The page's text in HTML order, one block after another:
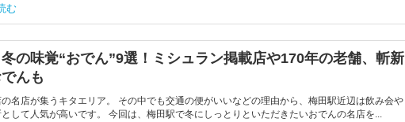
む
冬の味覚“おでん”9選！ミシュラン掲載店や170年の老舗、斬新
んも
名店が集うキタエリア。 その中でも交通の便がいいなどの理由から、梅田駅近辺は飲み会や
して人気が高いです。 今回は、梅田駅で冬にしっとりといただきたいおでんの名店を...